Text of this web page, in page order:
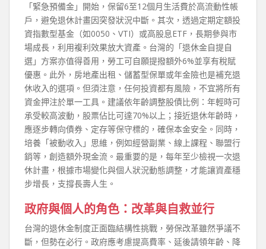
「緊急預備金」開始，保留6至12個月生活費於高流動性帳
戶，避免退休計畫因突發狀況中斷。其次，透過定期定額投
資指數型基金（如0050、VTI）或高股息ETF，長期參與市
場成長，利用複利效果放大資產。台灣的「退休金自提自
選」方案亦值得善用，勞工可自願提撥額外6%並享有稅賦
優惠。此外，房地產出租、儲蓄型保單或年金險也是補充退
休收入的選項。但須注意，任何投資都有風險，不宜將所有
資金押注於單一工具。建議依年齡調整股債比例：年輕時可
承受較高波動，股票佔比可達70%以上；接近退休年齡時，
應逐步轉向債券、定存等保守標的，確保本金安全。同時，
培養「被動收入」思維，例如經營副業、線上課程、聯盟行
銷等，創造額外現金流。最重要的是，每年至少檢視一次退
休計畫，根據市場變化與個人狀況動態調整，才能讓資產穩
步增長，支撐長壽人生。
政府與個人的角色：改革與自救並行
台灣的退休金制度正面臨結構性挑戰，勞保改革雖然爭議不
斷，但勢在必行。政府應考慮提高費率、延後請領年齡、降